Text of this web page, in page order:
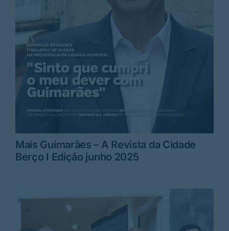
Mais Guimarães – A Revista da Cidade
Berço I Edição junho 2025